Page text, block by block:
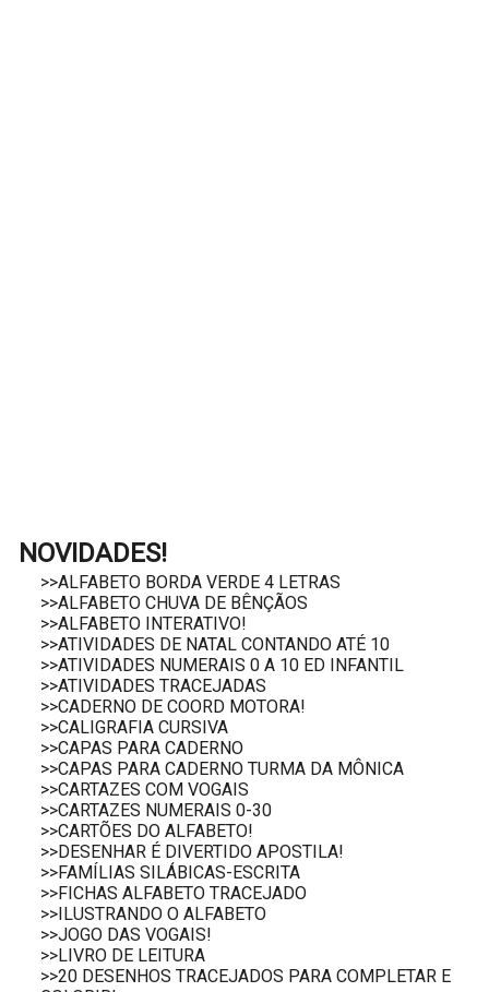
NOVIDADES!
>>ALFABETO BORDA VERDE 4 LETRAS
>>ALFABETO CHUVA DE BÊNÇÃOS
>>ALFABETO INTERATIVO!
>>ATIVIDADES DE NATAL CONTANDO ATÉ 10
>>ATIVIDADES NUMERAIS 0 A 10 ED INFANTIL
>>ATIVIDADES TRACEJADAS
>>CADERNO DE COORD MOTORA!
>>CALIGRAFIA CURSIVA
>>CAPAS PARA CADERNO
>>CAPAS PARA CADERNO TURMA DA MÔNICA
>>CARTAZES COM VOGAIS
>>CARTAZES NUMERAIS 0-30
>>CARTÕES DO ALFABETO!
>>DESENHAR É DIVERTIDO APOSTILA!
>>FAMÍLIAS SILÁBICAS-ESCRITA
>>FICHAS ALFABETO TRACEJADO
>>ILUSTRANDO O ALFABETO
>>JOGO DAS VOGAIS!
>>LIVRO DE LEITURA
>>20 DESENHOS TRACEJADOS PARA COMPLETAR E